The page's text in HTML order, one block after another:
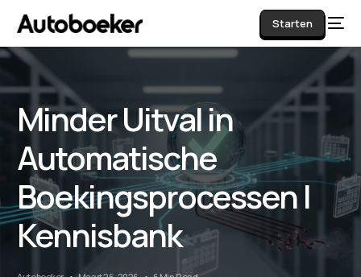
Starten
Minder Uitval in
Automatische
Boekingsprocessen |
Kennisbank